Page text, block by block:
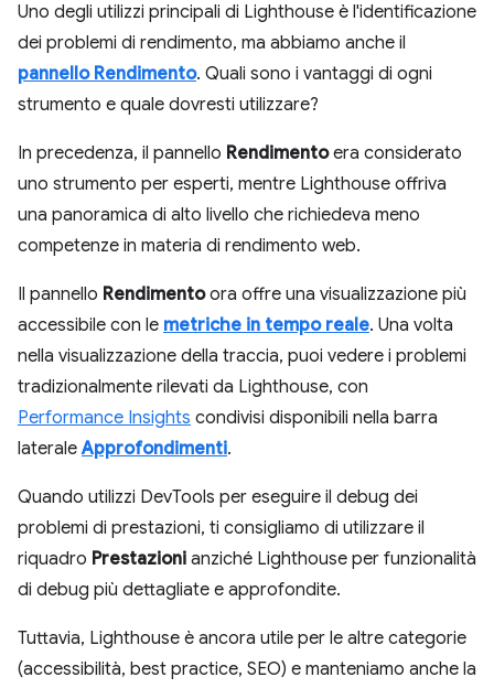
Uno degli utilizzi principali di Lighthouse è l'identificazione
dei problemi di rendimento, ma abbiamo anche il
pannello Rendimento. Quali sono i vantaggi di ogni
strumento e quale dovresti utilizzare?
In precedenza, il pannello Rendimentoera considerato
uno strumento per esperti, mentre Lighthouse offriva
una panoramica di alto livello che richiedeva meno
competenze in materia di rendimento web.
Il pannello Rendimentoora offre una visualizzazione più
accessibile con le metriche in tempo reale. Una volta
nella visualizzazione della traccia, puoi vedere i problemi
tradizionalmente rilevati da Lighthouse, con
Performance Insights condivisi disponibili nella barra
lateraleApprofondimenti.
Quando utilizzi DevTools per eseguire il debug dei
problemi di prestazioni, ti consigliamo di utilizzare il
riquadro Prestazioni anziché Lighthouse per funzionalità
di debug più dettagliate e approfondite.
Tuttavia, Lighthouse è ancora utile per le altre categorie
(accessibilità, best practice, SEO) e manteniamo anche la